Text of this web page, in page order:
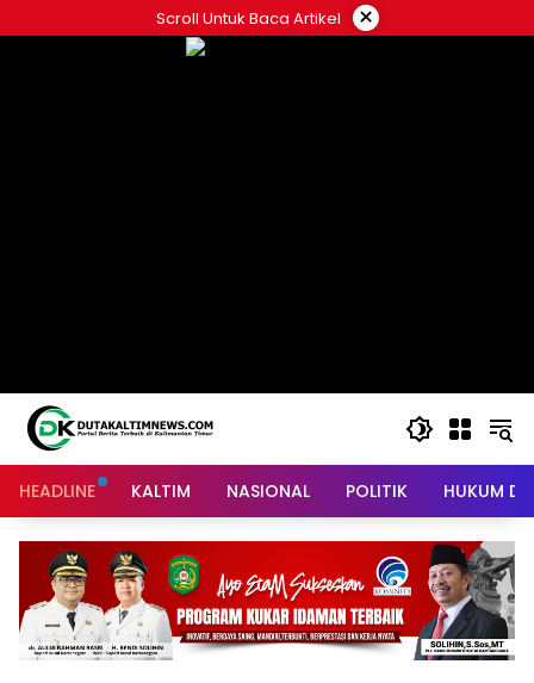
to
Scroll Untuk Baca Artikel ×
HEADLINE KALTIM NASIONAL POLITIK HUKUM